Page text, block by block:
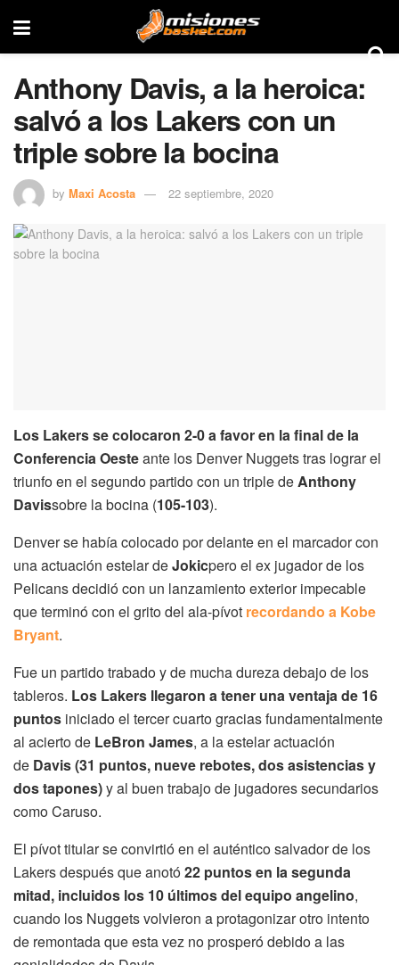
Anthony Davis, a la heroica:
salvó a los Lakers con un
triple sobre la bocina
by Maxi Acosta 22 septiembre, 2020
Los Lakers se colocaron 2-0 a favor en la final de la
Conferencia Oesteante los Denver Nuggets tras lograr el
triunfo en el segundo partido con un triple deAnthony
Davissobre la bocina (105-103).
Denver se había colocado por delante en el marcador con
una actuación estelar deJokicpero el ex jugador de los
Pelicans decidió con un lanzamiento exterior impecable
que terminó con el grito del ala-pívot recordando a Kobe
Bryant.
Fue un partido trabado y de mucha dureza debajo de los
tableros. Los Lakers llegaron a tener una ventaja de 16
puntos iniciado el tercer cuarto gracias fundamentalmente
al acierto de LeBron James, a la estelar actuación
de Davis (31 puntos, nueve rebotes, dos asistencias y
dos tapones)y al buen trabajo de jugadores secundarios
como Caruso.
El pívot titular se convirtió en el auténtico salvador de los
Lakers después que anotó22 puntos en la segunda
mitad, incluidos los 10 últimos del equipo angelino,
cuando los Nuggets volvieron a protagonizar otro intento
de remontada que esta vez no prosperó debido a las